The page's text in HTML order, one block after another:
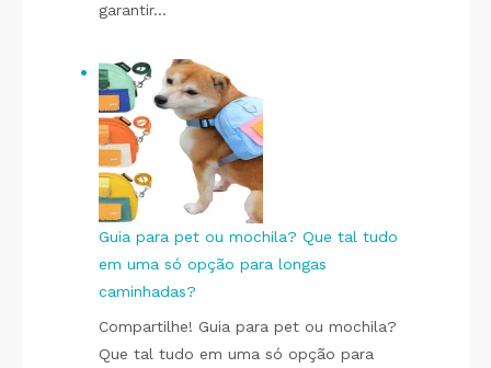
garantir…
Guia para pet ou mochila? Que tal tudo
em uma só opção para longas
caminhadas?
Compartilhe! Guia para pet ou mochila?
Que tal tudo em uma só opção para